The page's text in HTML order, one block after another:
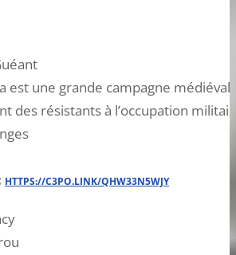
est une grande campagne
des résistants à l’occupation
HTTPS://C3PO.LINK/QHW33N5WJY